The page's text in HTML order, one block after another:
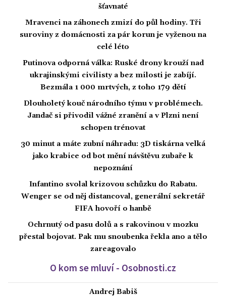
šťavnaté
Mravenci na záhonech zmizí do půl hodiny. Tři
suroviny z domácnosti za pár korun je vyženou na
celé léto
Putinova odporná válka: Ruské drony krouží nad
ukrajinskými civilisty a bez milosti je zabíjí.
Bezmála 1 000 mrtvých, z toho 179 dětí
Dlouholetý kouč národního týmu v problémech.
Jandač si přivodil vážné zranění a v Plzni není
schopen trénovat
30 minut a máte zubní náhradu: 3D tiskárna velká
jako krabice od bot mění návštěvu zubaře k
nepoznání
Infantino svolal krizovou schůzku do Rabatu.
Wenger se od něj distancoval, generální sekretář
FIFA hovoří o hanbě
Ochrnutý od pasu dolů a s rakovinou v mozku
přestal bojovat. Pak mu snoubenka řekla ano a tělo
zareagovalo
O kom se mluví - Osobnosti.cz
Andrej Babiš